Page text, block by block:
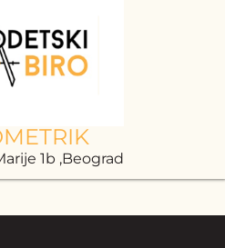
1b ,Beograd